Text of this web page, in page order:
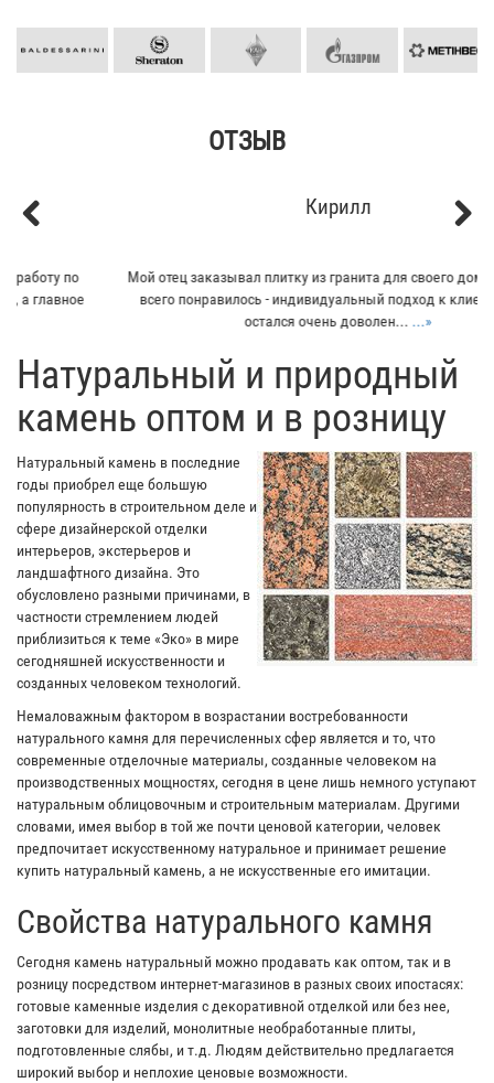
ОТЗЫВ
Мой отец заказывал плитку из гранита для своего дома. Больше
всего понравилось - индивидуальный подход к клиенту. Отец
остался очень доволен......»
​Натуральный и природный
камень оптом и в розницу
Натуральный камень в последние
годы приобрел еще большую
популярность в строительном деле и
сфере дизайнерской отделки
интерьеров, экстерьеров и
ландшафтного дизайна. Это
обусловлено разными причинами, в
частности стремлением людей
приблизиться к теме «Эко» в мире
сегодняшней искусственности и
созданных человеком технологий.
Немаловажным фактором в возрастании востребованности
натурального камня для перечисленных сфер является и то, что
современные отделочные материалы, созданные человеком на
производственных мощностях, сегодня в цене лишь немного уступают
натуральным облицовочным и строительным материалам. Другими
словами, имея выбор в той же почти ценовой категории, человек
предпочитает искусственному натуральное и принимает решение
купить натуральный камень, а не искусственные его имитации.
Свойства натурального камня
Сегодня камень натуральный можно продавать как оптом, так и в
розницу посредством интернет-магазинов в разных своих ипостасях:
готовые каменные изделия с декоративной отделкой или без нее,
заготовки для изделий, монолитные необработанные плиты,
подготовленные слябы, и т.д. Людям действительно предлагается
широкий выбор и неплохие ценовые возможности.